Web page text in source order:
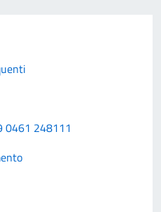
0461 248111